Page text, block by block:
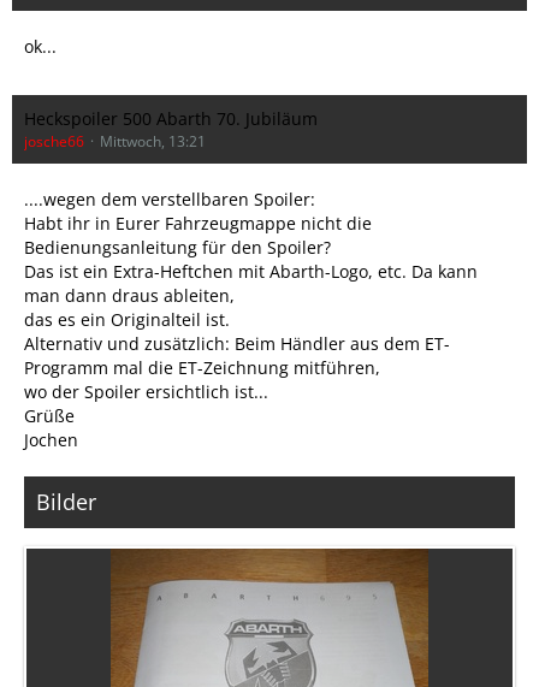
ok...
Heckspoiler 500 Abarth 70. Jubiläum
josche66 Mittwoch, 13:21
....wegen dem verstellbaren Spoiler:
Habt ihr in Eurer Fahrzeugmappe nicht die
Bedienungsanleitung für den Spoiler?
Das ist ein Extra-Heftchen mit Abarth-Logo, etc. Da kann
man dann draus ableiten,
das es ein Originalteil ist.
Alternativ und zusätzlich: Beim Händler aus dem ET-
Programm mal die ET-Zeichnung mitführen,
wo der Spoiler ersichtlich ist...
Grüße
Jochen
Bilder